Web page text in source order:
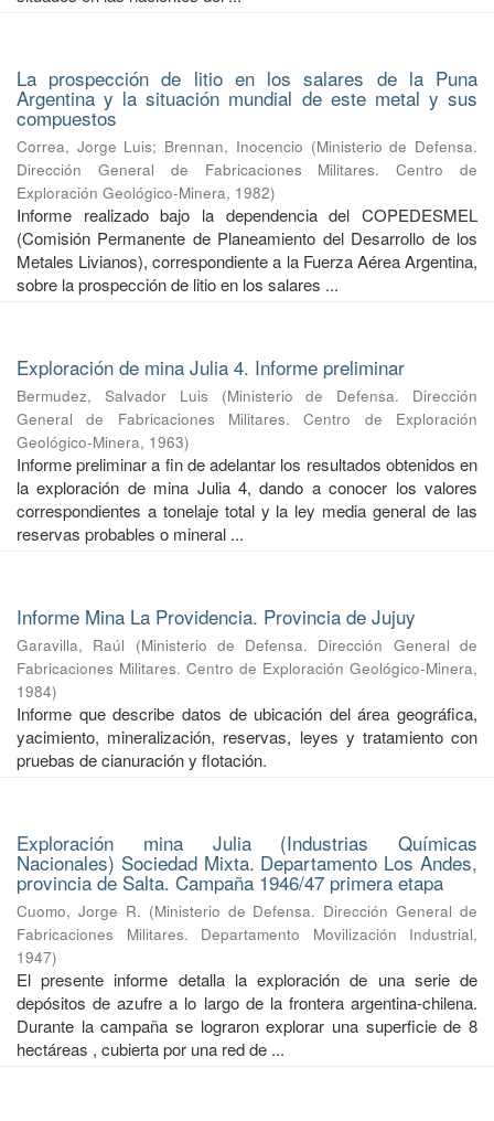
La prospección de litio en los salares de la Puna
Argentina y la situación mundial de este metal y sus
compuestos
Correa, Jorge Luis; Brennan, Inocencio (Ministerio de Defensa.
Dirección General de Fabricaciones Militares. Centro de
Exploración Geológico-Minera, 1982)
Informe realizado bajo la dependencia del COPEDESMEL
(Comisión Permanente de Planeamiento del Desarrollo de los
Metales Livianos), correspondiente a la Fuerza Aérea Argentina,
sobre la prospección de litio en los salares ...
Exploración de mina Julia 4. Informe preliminar
Bermudez, Salvador Luis (Ministerio de Defensa. Dirección
General de Fabricaciones Militares. Centro de Exploración
Geológico-Minera, 1963)
Informe preliminar a fin de adelantar los resultados obtenidos en
la exploración de mina Julia 4, dando a conocer los valores
correspondientes a tonelaje total y la ley media general de las
reservas probables o mineral ...
Informe Mina La Providencia. Provincia de Jujuy
Garavilla, Raúl (Ministerio de Defensa. Dirección General de
Fabricaciones Militares. Centro de Exploración Geológico-Minera,
1984)
Informe que describe datos de ubicación del área geográfica,
yacimiento, mineralización, reservas, leyes y tratamiento con
pruebas de cianuración y flotación.
Exploración mina Julia (Industrias Químicas
Nacionales) Sociedad Mixta. Departamento Los Andes,
provincia de Salta. Campaña 1946/47 primera etapa
Cuomo, Jorge R. (Ministerio de Defensa. Dirección General de
Fabricaciones Militares. Departamento Movilización Industrial,
1947)
El presente informe detalla la exploración de una serie de
depósitos de azufre a lo largo de la frontera argentina-chilena.
Durante la campaña se lograron explorar una superficie de 8
hectáreas , cubierta por una red de ...